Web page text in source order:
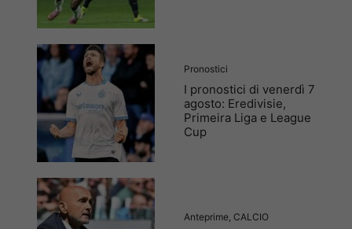
Pronostici
I pronostici di venerdì 7
agosto: Eredivisie,
Primeira Liga e League
Cup
Anteprime, CALCIO